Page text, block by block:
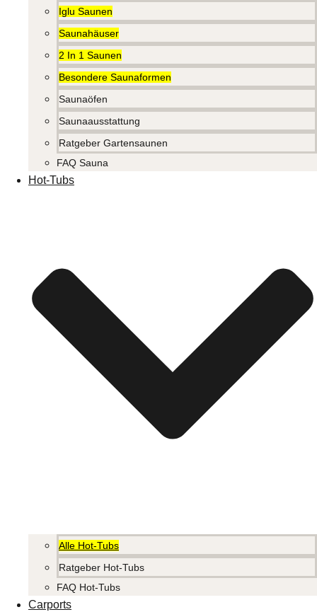
Iglu Saunen
Saunahäuser
2 In 1 Saunen
Besondere Saunaformen
Saunaöfen
Saunaausstattung
Ratgeber Gartensaunen
FAQ Sauna
Hot-Tubs
Alle Hot-Tubs
Ratgeber Hot-Tubs
FAQ Hot-Tubs
Carports